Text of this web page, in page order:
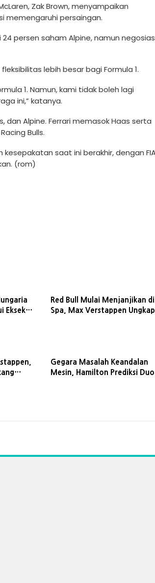
Zak Brown, menyampaikan
memengaruhi persaingan.
persen saham Alpine, namun
lebih besar bagi Formula 1.
1. Namun, kami tidak boleh lagi
ini,” katanya.
dan Alpine. Ferrari memasok Haas serta
Bulls.
kesepakatan saat ini berakhir, dengan
(rom)
Eksekusi
Red Bull Mulai Menjanjikan di
Spa, Max Verstappen Ungkap
Gegara Masalah Keandalan
Mesin, Hamilton Prediksi Duo